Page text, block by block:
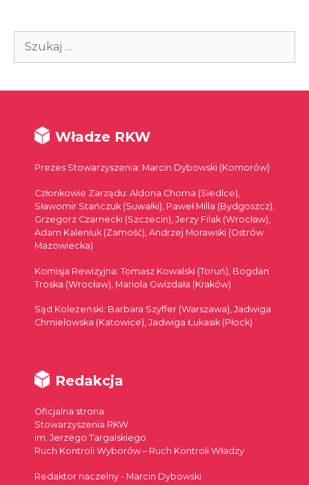
Szukaj:
Władze RKW
Prezes Stowarzyszenia: Marcin Dybowski (Komorów)
Członkowie Zarządu: Aldona Choma (Siedlce),
Sławomir Stańczuk (Suwałki), Paweł Milla (Bydgoszcz),
Grzegorz Czarnecki (Szczecin), Jerzy Filak (Wrocław),
Adam Kaleniuk (Zamość), Andrzej Morawski (Ostrów
Mazowiecka)
Komisja Rewizyjna: Tomasz Kowalski (Toruń), Bogdan
Troska (Wrocław), Mariola Gwizdała (Kraków)
Sąd Koleżeński: Barbara Szyffer (Warszawa), Jadwiga
Chmielowska (Katowice), Jadwiga Łukasik (Płock)
Redakcja
Oficjalna strona
Stowarzyszenia RKW
im. Jerzego Targalskiego
Ruch Kontroli Wyborów – Ruch Kontroli Władzy
Redaktor naczelny - Marcin Dybowski